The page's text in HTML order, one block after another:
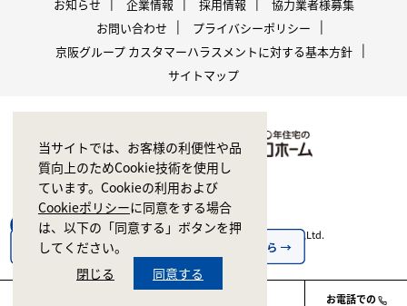
お知らせ 企業情報 採用情報
協力業者様募集
お問い合わせ
プライバシーポリシー
京阪グループ カスタマーハラスメントに対する基本方針
サイトマップ
Copyright © 1998-2026 ZERO CORPORATION Co.,Ltd.
お電話での
当サイトでは、お客様の利便性や品
質向上のためCookie技術を使用し
ています。Cookieの利用および
Cookieポリシーに同意をする場合
は、以下の「同意する」ボタンを押
してください。
閉じる
同意する